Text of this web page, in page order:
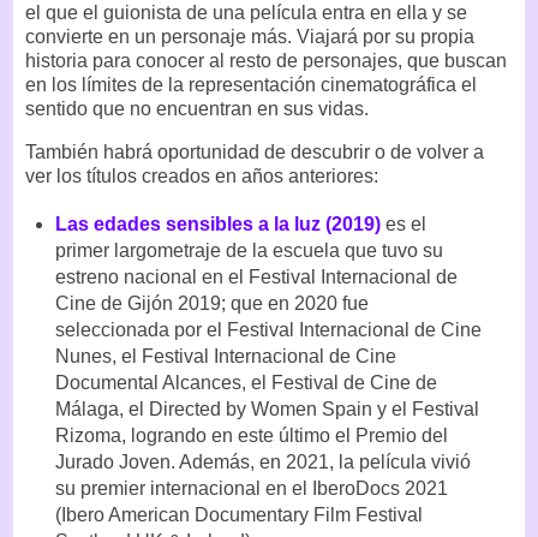
el que el guionista de una película entra en ella y se
convierte en un personaje más. Viajará por su propia
historia para conocer al resto de personajes, que buscan
en los límites de la representación cinematográfica el
sentido que no encuentran en sus vidas.
También habrá oportunidad de descubrir o de volver a
ver los títulos creados en años anteriores:
Las edades sensibles a la luz (2019)es el
primer largometraje de la escuela que tuvo su
estreno nacional en el Festival Internacional de
Cine de Gijón 2019; que en 2020 fue
seleccionada por el Festival Internacional de Cine
Nunes, el Festival Internacional de Cine
Documental Alcances, el Festival de Cine de
Málaga, el Directed by Women Spain y el Festival
Rizoma, logrando en este último el Premio del
Jurado Joven. Además, en 2021, la película vivió
su premier internacional en el IberoDocs 2021
(Ibero American Documentary Film Festival